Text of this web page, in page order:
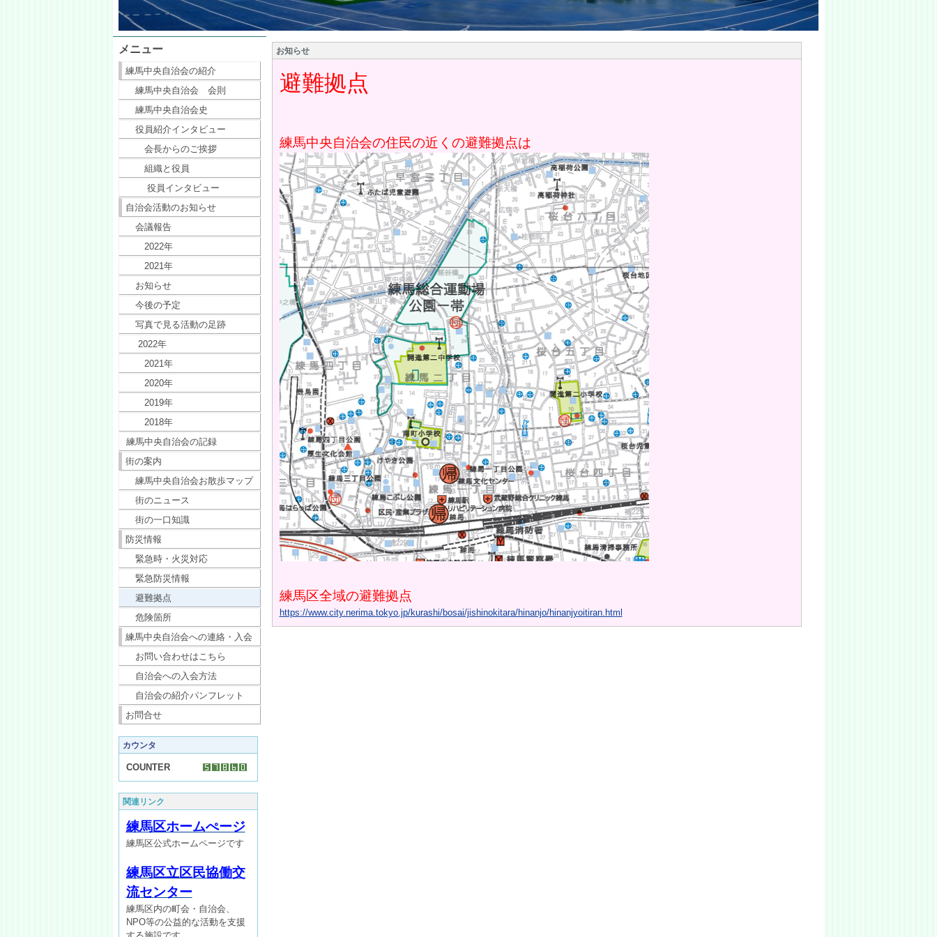
メニュー
練馬中央自治会の紹介
練馬中央自治会 会則
練馬中央自治会史
役員紹介インタビュー
会長からのご挨拶
組織と役員
役員インタビュー
自治会活動のお知らせ
会議報告
2022年
2021年
お知らせ
今後の予定
写真で見る活動の足跡
2022年
2021年
2020年
2019年
2018年
練馬中央自治会の記録
街の案内
練馬中央自治会お散歩マップ
街のニュース
街の一口知識
防災情報
緊急時・火災対応
緊急防災情報
避難拠点
危険箇所
練馬中央自治会への連絡・入会
お問い合わせはこちら
自治会への入会方法
自治会の紹介パンフレット
お問合せ
カウンタ
COUNTER
関連リンク
練馬区ホームぺージ
練馬区公式ホームページです
練馬区立区民協働交
流センター
練馬区内の町会・自治会、
NPO等の公益的な活動を支援
お知らせ
避難拠点
練馬中央自治会の住民の近くの避難拠点は
練馬区全域の避難拠点
https://www.city.nerima.tokyo.jp/kurashi/bosai/jishinokitara/hinanjo/hinanjyoitiran.html